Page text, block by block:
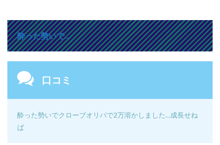
酔った勢いで…
口コミ
酔った勢いでクローブオリパで2万溶かしました…成長せね
ば